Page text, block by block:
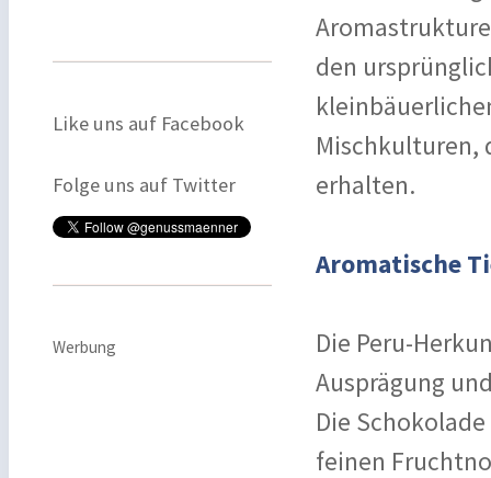
Like uns auf Facebook
Folge uns auf Twitter
Werbung
den
Mischkulturen,
erhalten.
Aromatische
Die Peru-
Ausprägung
Die
feinen